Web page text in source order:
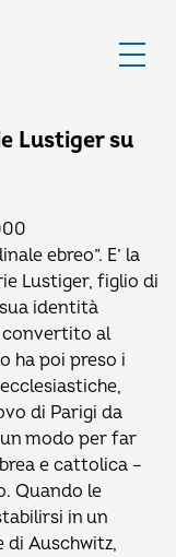
Lustiger su
ebreo”. E’ la
Lustiger, figlio di
identità
convertito al
ha poi preso i
di Parigi da
modo per far
e cattolica –
Quando le
in un
Auschwitz,